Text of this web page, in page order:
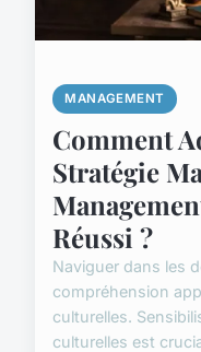
MANAGEMENT
Comment
Stratégie
Réussi ?
Naviguer dans les
compréhension
culturelles.
culturelles est